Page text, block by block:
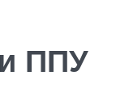
ППУ